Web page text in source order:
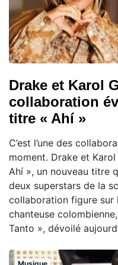
Drake et Karol
collaboration
titre « Ahí »
C’est l’une des
moment. Drake et
Ahí », un nouveau titre
deux superstars de la
collaboration figure sur
chanteuse
Tanto », dévoilé